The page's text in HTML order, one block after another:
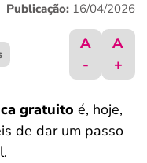
Publicação: 16/04/2026
A
-
A
+
gratuito é, hoje,
de dar um passo